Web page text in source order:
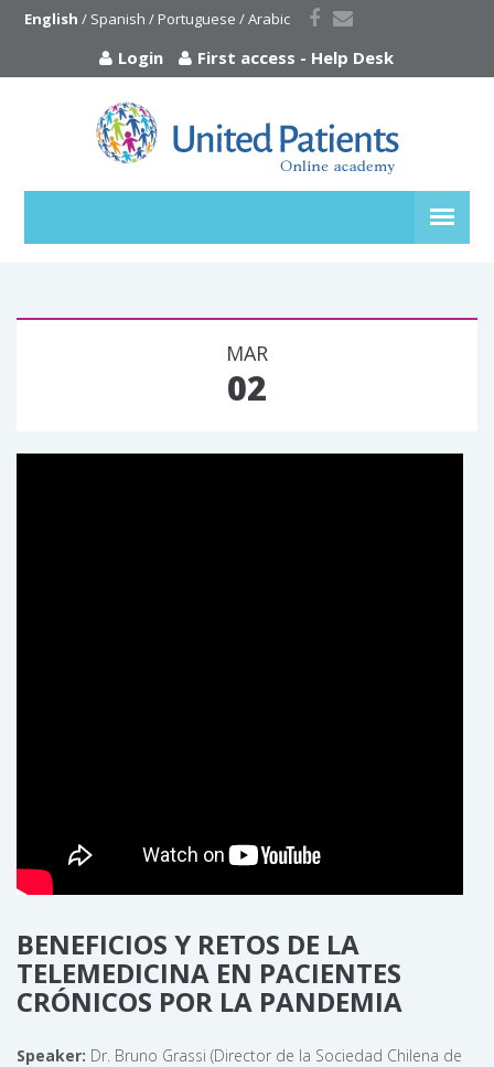
English / Spanish / Portuguese / Arabic
Login First access - Help Desk
MAR
02
BENEFICIOS Y RETOS DE LA
TELEMEDICINA EN PACIENTES
CRÓNICOS POR LA PANDEMIA
Speaker: Dr. Bruno Grassi (Director de la Sociedad Chilena de